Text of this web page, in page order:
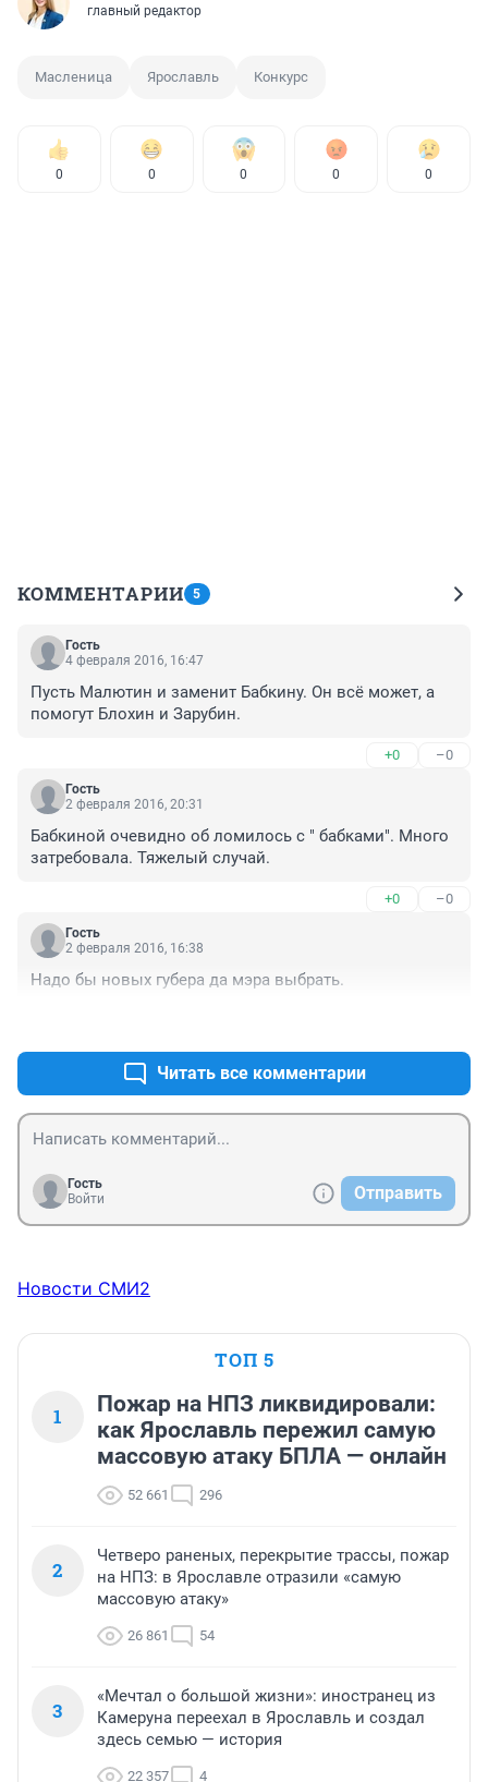
главный редактор
Масленица Ярославль Конкурс
0 0 0 0 0
КОММЕНТАРИИ 5
Гость
4 февраля 2016, 16:47
Пусть Малютин и заменит Бабкину. Он всё может, а
помогут Блохин и Зарубин.
+0 –0
Гость
2 февраля 2016, 20:31
Бабкиной очевидно об ломилось с " бабками". Много
затребовала. Тяжелый случай.
+0 –0
Гость
2 февраля 2016, 16:38
Надо бы новых губера да мэра выбрать.
Читать все комментарии
Гость
Войти
Отправить
Новости СМИ2
ТОП 5
1
Пожар на НПЗ ликвидировали:
как Ярославль пережил самую
массовую атаку БПЛА — онлайн
52 661 296
2
Четверо раненых, перекрытие трассы, пожар
на НПЗ: в Ярославле отразили «самую
массовую атаку»
26 861 54
3
«Мечтал о большой жизни»: иностранец из
Камеруна переехал в Ярославль и создал
здесь семью — история
22 357 4